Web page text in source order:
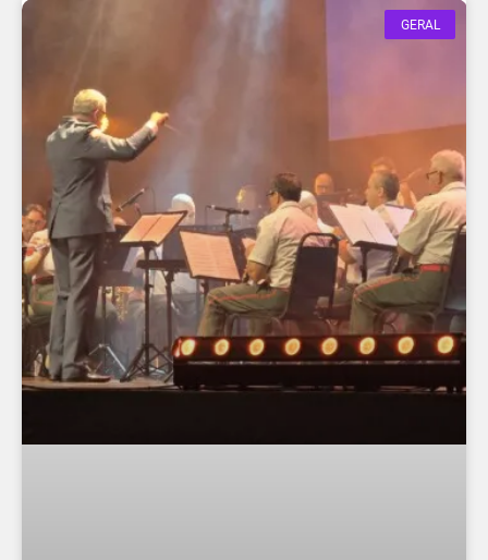
GERAL